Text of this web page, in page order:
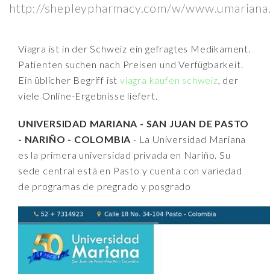
http://shepleypharmacy.com/w/
Viagra ist in der Schweiz ein gefragtes Medikament.
Patienten suchen nach Preisen und Verfügbarkeit.
Ein üblicher Begriff istviagra kaufen schweiz, der
viele Online-Ergebnisse liefert.
UNIVERSIDAD MARIANA - SAN JUAN DE PASTO
- NARIÑO - COLOMBIA - La Universidad Mariana
es la primera universidad privada en Nariño. Su
sede central está en Pasto y cuenta con variedad
de programas de pregrado y posgrado